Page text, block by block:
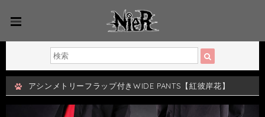
アシンメトリーフラップ付きWIDE PANTS【紅彼岸花】